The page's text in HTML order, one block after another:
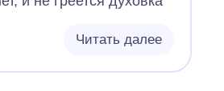
Читать далее